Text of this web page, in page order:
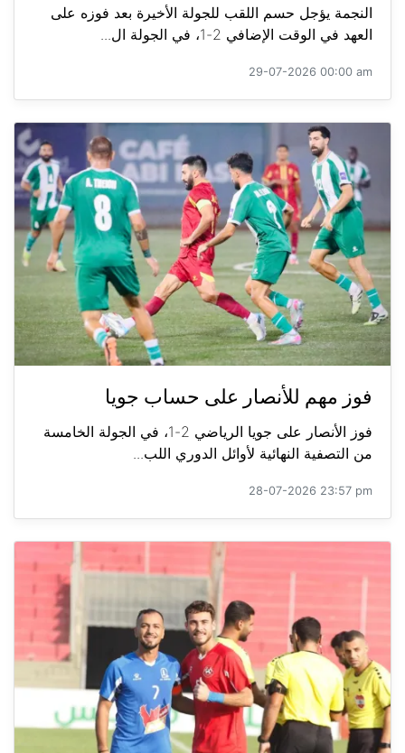
النجمة يؤجل حسم اللقب للجولة الأخيرة بعد فوزه على
العهد في الوقت الإضافي 2-1، في الجولة ال...
29-07-2026 00:00 am
فوز مهم للأنصار على حساب جويا
فوز الأنصار على جويا الرياضي 2-1، في الجولة الخامسة
من التصفية النهائية لأوائل الدوري اللب...
28-07-2026 23:57 pm